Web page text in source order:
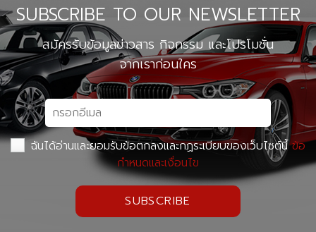
SUBSCRIBE TO OUR NEWSLETTER
สมัครรับข้อมูลข่าวสาร กิจกรรม และโปรโมชั่น
จากเราก่อนใคร
ฉันได้อ่านและยอมรับข้อตกลงและกฏระเบียบของเว็บไซต์นี้ข้อ
กำหนดและเงื่อนไข
SUBSCRIBE